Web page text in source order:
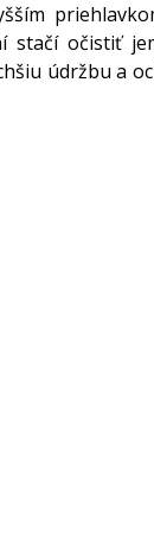
stačí očistiť
údržbu a